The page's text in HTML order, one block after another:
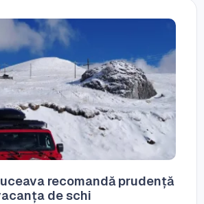
recomandă prudență
de schi